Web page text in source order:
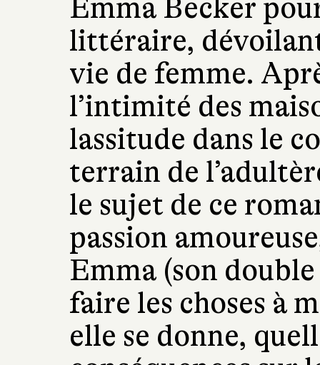
Emma Becker
littéraire,
vie de femme.
l’intimité des
lassitude dans le
terrain de
le sujet de ce
passion
Emma (son
faire les choses à
elle se donne,